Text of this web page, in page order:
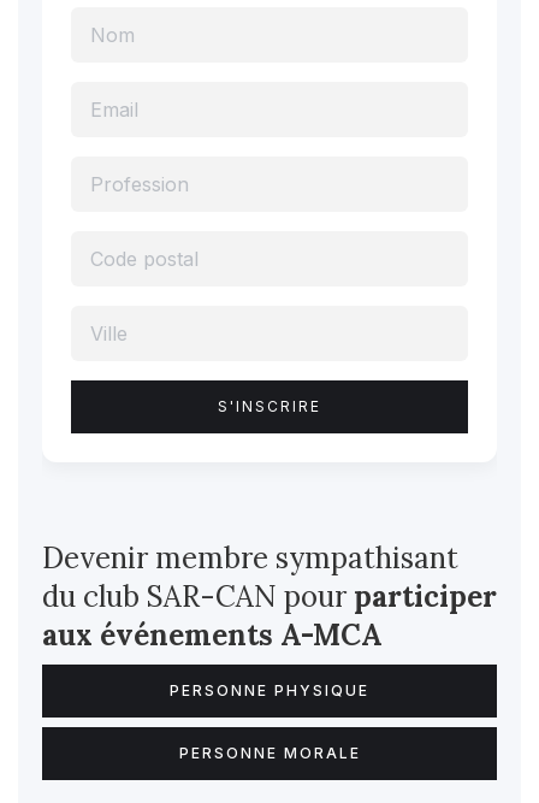
Devenir membre sympathisant
du club SAR-CAN pour participer
aux événements A-MCA
PERSONNE PHYSIQUE
PERSONNE MORALE